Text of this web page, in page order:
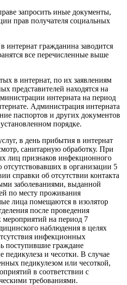
запросить иные документы,
прав получателя социальных
интернат гражданина заводится
все перечисленные выше
в интернат, по их заявлениям
представителей находятся на
интерната на период
Администрация интерната
паспортов и других документов
порядке.
в день прибытия в интернат
санитарную обработку. При
лиц признаков инфекционного
отсутствовавших в организации 5
справки об отсутствии контакта
заболеваниями, выданной
по месту проживания
лица помещаются в изолятор
после проведения
мероприятий на период 7
наблюдения в целях
инфекционных
поступившие граждане
педикулеза и чесотки. В случае
педикулезом или чесоткой,
в соответствии с
требованиями.